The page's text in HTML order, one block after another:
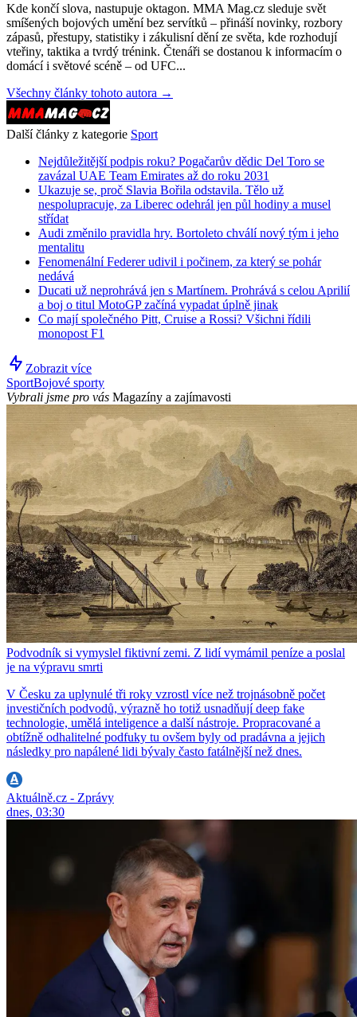
Kde končí slova, nastupuje oktagon. MMA Mag.cz sleduje svět
smíšených bojových umění bez servítků – přináší novinky, rozbory
zápasů, přestupy, statistiky i zákulisní dění ze světa, kde rozhodují
vteřiny, taktika a tvrdý trénink. Čtenáři se dostanou k informacím o
domácí i světové scéně – od UFC...
Všechny články tohoto autora →
Další články z kategorie Sport
Nejdůležitější podpis roku? Pogačarův dědic Del Toro se
zavázal UAE Team Emirates až do roku 2031
Ukazuje se, proč Slavia Bořila odstavila. Tělo už
nespolupracuje, za Liberec odehrál jen půl hodiny a musel
střídat
Audi změnilo pravidla hry. Bortoleto chválí nový tým i jeho
mentalitu
Fenomenální Federer udivil i počinem, za který se pohár
nedává
Ducati už neprohrává jen s Martínem. Prohrává s celou Aprilií
a boj o titul MotoGP začíná vypadat úplně jinak
Co mají společného Pitt, Cruise a Rossi? Všichni řídili
monopost F1
Zobrazit více
SportBojové sporty
Vybrali jsme pro vás Magazíny a zajímavosti
Podvodník si vymyslel fiktivní zemi. Z lidí vymámil peníze a poslal
je na výpravu smrti
V Česku za uplynulé tři roky vzrostl více než trojnásobně počet
investičních podvodů, výrazně ho totiž usnadňují deep fake
technologie, umělá inteligence a další nástroje. Propracované a
obtížně odhalitelné podfuky tu ovšem byly od pradávna a jejich
následky pro napálené lidi bývaly často fatálnější než dnes.
Aktuálně.cz - Zprávy
dnes, 03:30